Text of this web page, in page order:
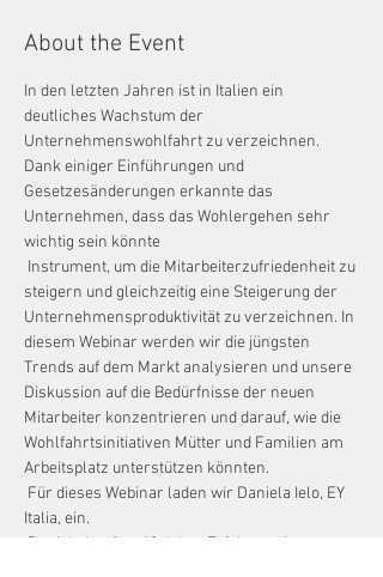
About the Event
In den letzten Jahren ist in Italien ein
deutliches Wachstum der
Unternehmenswohlfahrt zu verzeichnen.
Dank einiger Einführungen und
Gesetzesänderungen erkannte das
Unternehmen, dass das Wohlergehen sehr
wichtig sein könnte
steigern und gleichzeitig eine Steigerung der
Unternehmensproduktivität zu verzeichnen. In
diesem Webinar werden wir die jüngsten
Trends auf dem Markt analysieren und unsere
Diskussion auf die Bedürfnisse der neuen
Mitarbeiter konzentrieren und darauf, wie die
Wohlfahrtsinitiativen Mütter und Familien am
Arbeitsplatz unterstützen könnten.
Italia, ein.